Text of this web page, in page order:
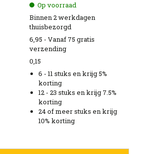
Op voorraad
Binnen 2 werkdagen
thuisbezorgd
6,95 - Vanaf 75 gratis
verzending
0,15
6 - 11 stuks en krijg 5%
korting
12 - 23 stuks en krijg 7.5%
korting
24 of meer stuks en krijg
10% korting